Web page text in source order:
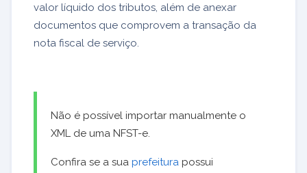
valor líquido dos tributos, além de anexar
documentos que comprovem a transação da
nota fiscal de serviço.
Não é possível importar manualmente o
XML de uma NFST-e.
Confira se a sua prefeitura possui